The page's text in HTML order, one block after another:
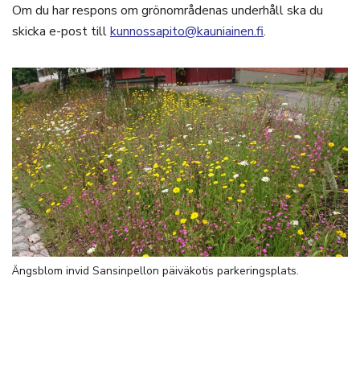
Om du har respons om grönområdenas underhåll ska du
skicka e-post tillkunnossapito@kauniainen.fi.
Ängsblom invid Sansinpellon päiväkotis parkeringsplats.